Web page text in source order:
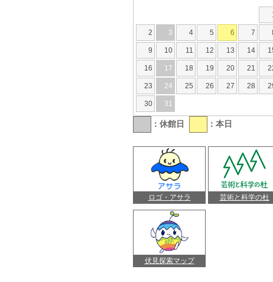
2 3 4 5 6 7
9 10 11 12 13 14
16 17 18 19 20 21
23 24 25 26 27 28
30 31
：休館日 ：本日
ロゴ・アサラ 芸術と科学の杜
伏見探索マップ